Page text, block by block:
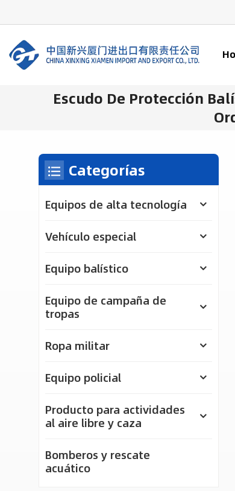
Escudo De Protección
Categorías
Equipos de alta tecnología
Vehículo especial
Equipo balístico
Equipo de campaña de
tropas
Ropa militar
Equipo policial
Producto para actividades
al aire libre y caza
Bomberos y rescate
acuático